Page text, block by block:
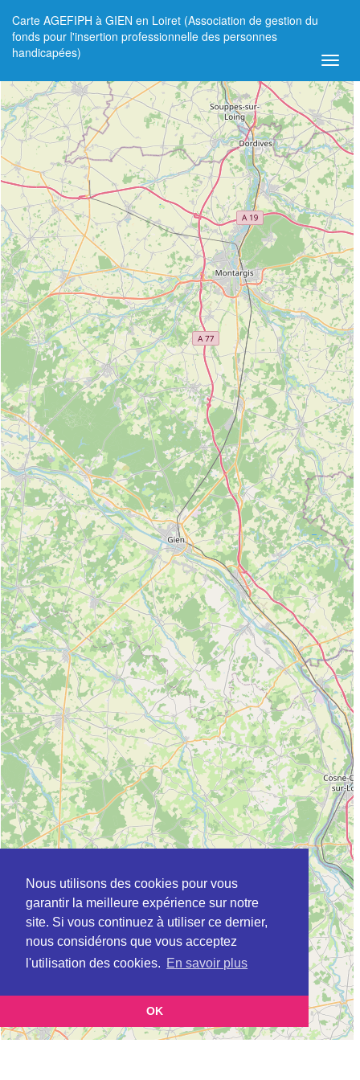
Nous utilisons des cookies pour vous
garantir la meilleure expérience sur notre
site. Si vous continuez à utiliser ce dernier,
nous considérons que vous acceptez
l'utilisation des cookies. En savoir plus
OK
Carte AGEFIPH à GIEN en Loiret (Association de gestion du
fonds pour l'insertion professionnelle des personnes
handicapées)
+
−